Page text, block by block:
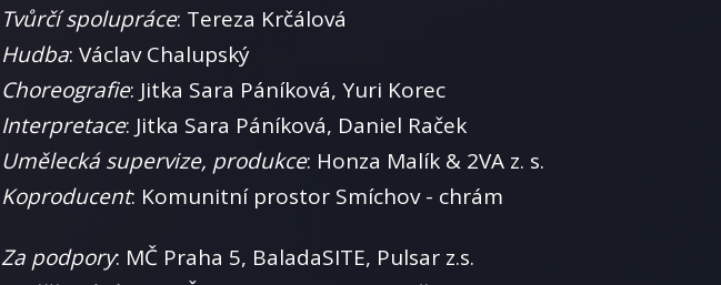
Tvůrčí spolupráce: Tereza Krčálová
Hudba: Václav Chalupský
Choreografie: Jitka Sara Páníková, Yuri Korec
Interpretace: Jitka Sara Páníková, Daniel Raček
Umělecká supervize, produkce: Honza Malík & 2VA z. s.
Koproducent: Komunitní prostor Smíchov - chrám
Za podpory: MČ Praha 5, BaladaSITE, Pulsar z.s.